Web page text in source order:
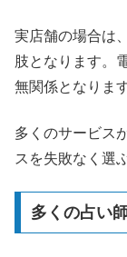
実店舗の場合は
肢となります。
無関係となります
多くのサービス
スを失敗なく選
多くの占い